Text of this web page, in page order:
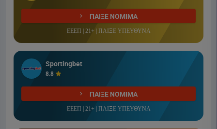
ΠΑΙΞΕ ΝΟΜΙΜΑ
ΕΕΕΠ | 21+ | ΠΑΙΞΕ ΥΠΕΥΘΥΝΑ
Sportingbet
8.8
ΠΑΙΞΕ ΝΟΜΙΜΑ
ΕΕΕΠ | 21+ | ΠΑΙΞΕ ΥΠΕΥΘΥΝΑ